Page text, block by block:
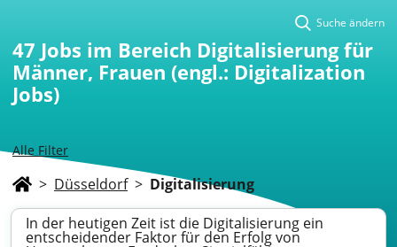
Alle Filter
Suche ändern
47 Jobs im Bereich Digitalisierung für
Männer, Frauen (engl.: Digitalization
Jobs)
> Düsseldorf > Digitalisierung
In der heutigen Zeit ist die Digitalisierung ein
entscheidender Faktor für den Erfolg von